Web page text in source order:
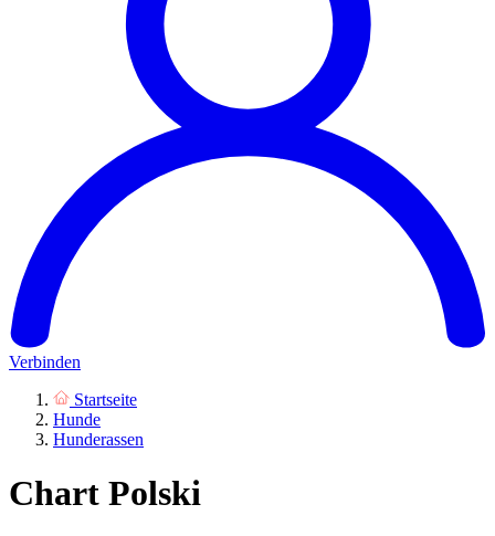
Verbinden
Startseite
Hunde
Hunderassen
Chart Polski